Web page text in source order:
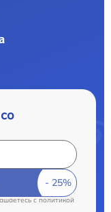
cполитикой